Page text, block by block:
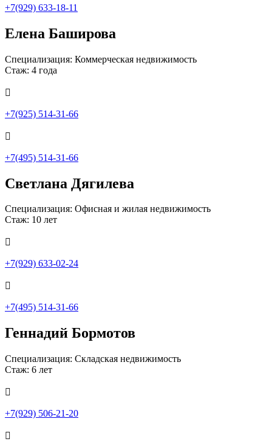
+7(929) 633-18-11
Елена Баширова
Специализация: Коммерческая недвижимость
Стаж: 4 года

+7(925) 514-31-66

+7(495) 514-31-66
Светлана Дягилева
Специализация: Офисная и жилая недвижимость
Стаж: 10 лет

+7(929) 633-02-24

+7(495) 514-31-66
Геннадий Бормотов
Специализация: Складская недвижимость
Стаж: 6 лет

+7(929) 506-21-20
